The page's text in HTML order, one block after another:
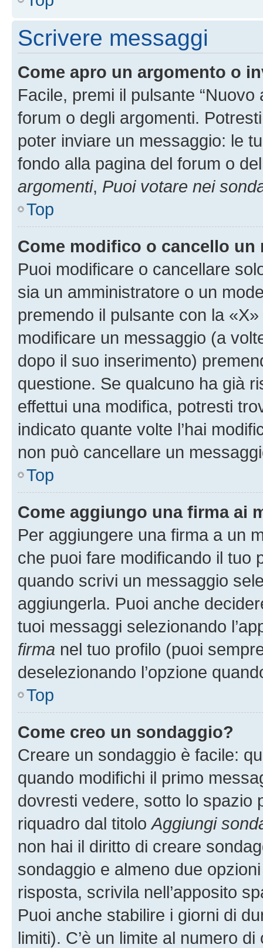
Scrivere messaggi
Come apro un argomento o
Facile, premi il pulsante
forum o degli argomenti.
poter inviare un messaggio: le
fondo alla pagina del forum o
argomenti, Puoi votare nei
Top
Come modifico o cancello un
Puoi modificare o cancellare
sia un amministratore o un
premendo il pulsante con la
modificare un messaggio (a
dopo il suo inserimento)
questione. Se qualcuno ha già
effettui una modifica, potresti
indicato quante volte l’hai
non può cancellare un
Top
Come aggiungo una firma ai
Per aggiungere una firma a un
che puoi fare modificando il tuo
quando scrivi un messaggio
aggiungerla. Puoi anche
tuoi messaggi selezionando
firma nel tuo profilo (puoi
deselezionando l’opzione
Top
Come creo un sondaggio?
Creare un sondaggio è facile:
quando modifichi il primo
dovresti vedere, sotto lo spazio
riquadro dal titoloAggiungi
non hai il diritto di creare
sondaggio e almeno due
risposta, scrivila nell’apposito
Puoi anche stabilire i giorni di
limiti). C’è un limite al numero